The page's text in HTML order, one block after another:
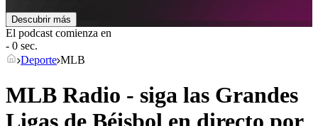
Descubrir más
El podcast comienza en
- 0 sec.
Deporte MLB
MLB Radio - siga las Grandes
Ligas de Béisbol en directo por